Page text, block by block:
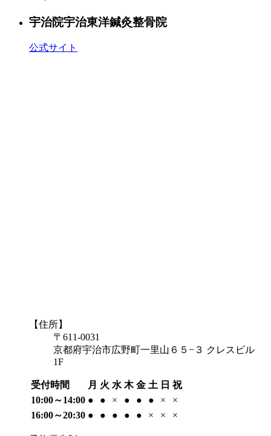
宇治院宇治東洋鍼灸整骨院
公式サイト
【住所】
〒611-0031
京都府宇治市広野町一里山６５−３ クレスビル
1F
受付時間 月 火 水 木 金 土 日 祝
10:00～14:00 ● ● × ● ● ● ×
×
16:00～20:30 ● ● ● ● ● × × ×